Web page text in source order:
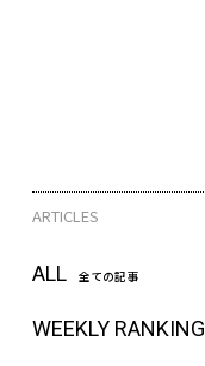
ARTICLES
ALL 全ての記事
WEEKLY RANKING